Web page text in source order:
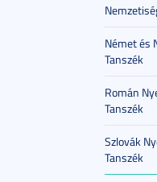
Német és
Tanszék
Román
Tanszék
Szlovák
Tanszék